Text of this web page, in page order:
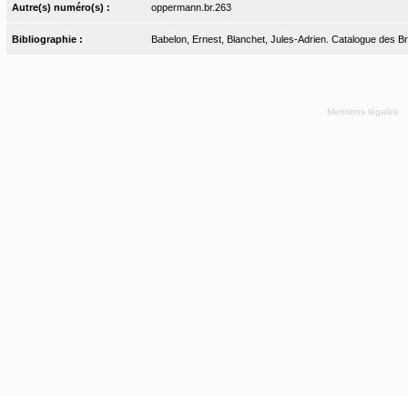
Autre(s) numéro(s) : oppermann.br.263
Bibliographie : Babelon, Ernest, Blanchet, Jules-Adrien. Catalogue des
Mentions légales